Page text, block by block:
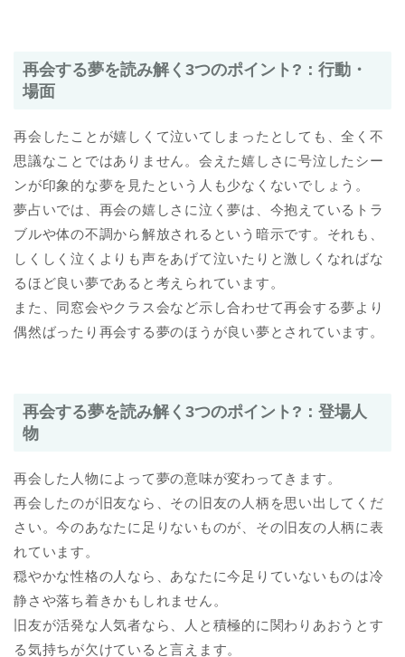
再会する夢を読み解く3つのポイント?：行動・
場面
再会したことが嬉しくて泣いてしまったとしても、全く不
思議なことではありません。会えた嬉しさに号泣したシー
ンが印象的な夢を見たという人も少なくないでしょう。
夢占いでは、再会の嬉しさに泣く夢は、今抱えているトラ
ブルや体の不調から解放されるという暗示です。それも、
しくしく泣くよりも声をあげて泣いたりと激しくなればな
るほど良い夢であると考えられています。
また、同窓会やクラス会など示し合わせて再会する夢より
偶然ばったり再会する夢のほうが良い夢とされています。
再会する夢を読み解く3つのポイント?：登場人
物
再会した人物によって夢の意味が変わってきます。
再会したのが旧友なら、その旧友の人柄を思い出してくだ
さい。今のあなたに足りないものが、その旧友の人柄に表
れています。
穏やかな性格の人なら、あなたに今足りていないものは冷
静さや落ち着きかもしれません。
旧友が活発な人気者なら、人と積極的に関わりあおうとす
る気持ちが欠けていると言えます。